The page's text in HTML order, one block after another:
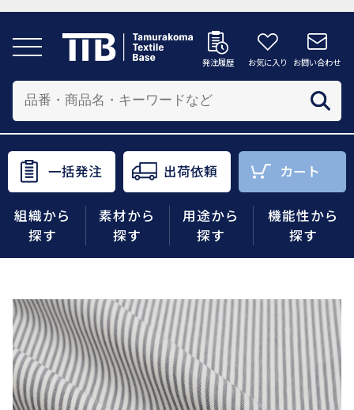
発注履歴 お気に入り お問い合わせ
一括発注 出荷依頼 カート
組織から
探す
素材から
探す
用途から
探す
機能性から
探す
発注履歴 お気に入り お問い合わせ
商品をさがす
組織から探す
素材から探す
用途から探す
カートへ
配送先を追加する
商品を投入する配送先を選択してください。